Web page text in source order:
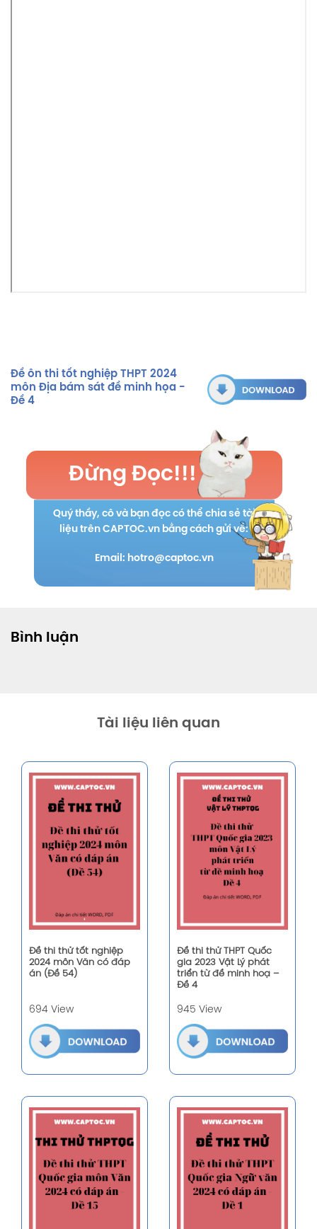
Đề ôn thi tốt nghiệp THPT 2024
môn Địa bám sát đề minh họa -
Đề 4
Đừng Đọc!!!
Quý thầy, cô và bạn đọc có thể chia sẻ tài
liệu trên CAPTOC.vn bằng cách gửi về:
Email: hotro@captoc.vn
Bình luận
Tài liệu liên quan
Đề thi thử tốt nghiệp
2024 môn Văn có đáp
án (Đề 54)
694 View
Đề thi thử THPT Quốc
gia 2023 Vật Lý phát
triển từ đề minh hoạ –
Đề 4
945 View